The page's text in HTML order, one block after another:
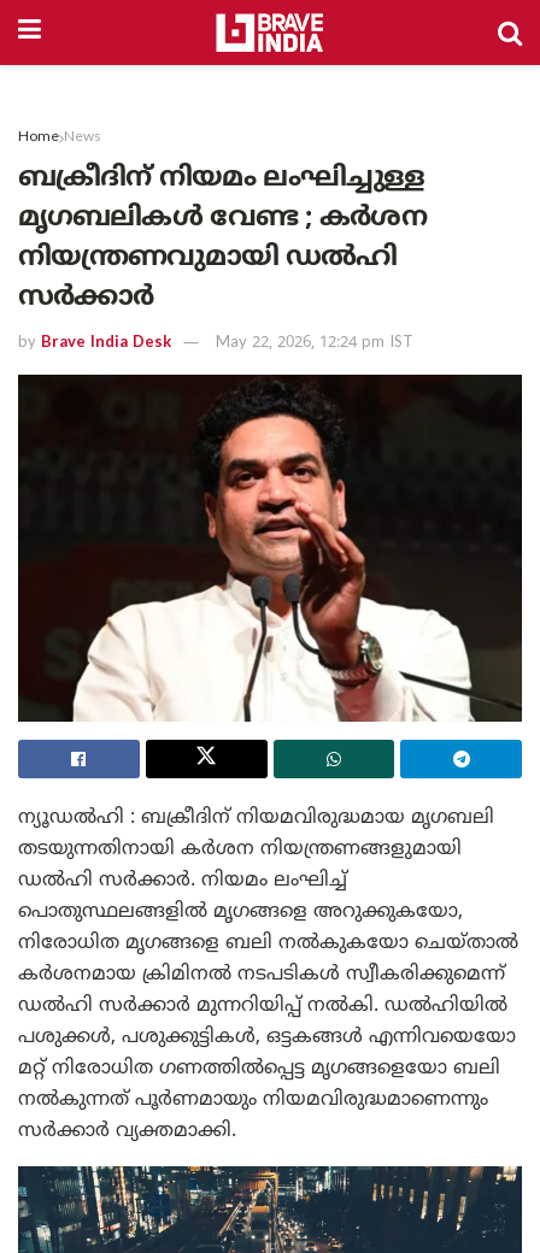
Home News
ബക്രീദിന് നിയമം ലംഘിച്ചുള്ള
മൃഗബലികൾ വേണ്ട ; കർശന
നിയന്ത്രണവുമായി ഡൽഹി
സർക്കാർ
by Brave India Desk May 22, 2026, 12:24 pm IST
ന്യൂഡൽഹി : ബക്രീദിന് നിയമവിരുദ്ധമായ മൃഗബലി
തടയുന്നതിനായി കർശന നിയന്ത്രണങ്ങളുമായി
ഡൽഹി സർക്കാർ. നിയമം ലംഘിച്ച്
പൊതുസ്ഥലങ്ങളിൽ മൃഗങ്ങളെ അറുക്കുകയോ,
നിരോധിത മൃഗങ്ങളെ ബലി നൽകുകയോ ചെയ്താൽ
കർശനമായ ക്രിമിനൽ നടപടികൾ സ്വീകരിക്കുമെന്ന്
ഡൽഹി സർക്കാർ മുന്നറിയിപ്പ് നൽകി. ഡൽഹിയിൽ
പശുക്കൾ, പശുക്കുട്ടികൾ, ഒട്ടകങ്ങൾ എന്നിവയെയോ
മറ്റ് നിരോധിത ഗണത്തിൽപ്പെട്ട മൃഗങ്ങളെയോ ബലി
നൽകുന്നത് പൂർണമായും നിയമവിരുദ്ധമാണെന്നും
സർക്കാർ വ്യക്തമാക്കി.